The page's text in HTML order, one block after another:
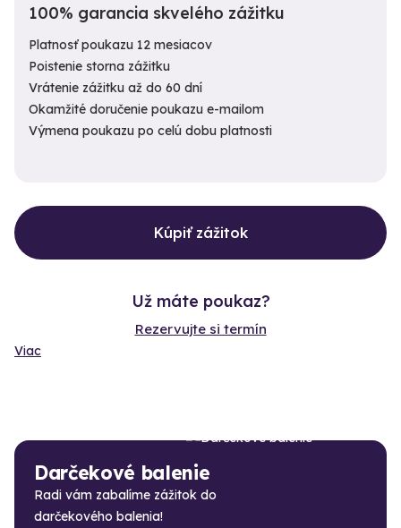
100% garancia skvelého zážitku
Platnosť poukazu 12 mesiacov
Poistenie storna zážitku
Vrátenie zážitku až do 60 dní
Okamžité doručenie poukazu e-mailom
Výmena poukazu po celú dobu platnosti
Kúpiť zážitok
Už máte poukaz?
Rezervujte si termín
Viac
Darčekové balenie
Radi vám zabalíme zážitok do
darčekového balenia!